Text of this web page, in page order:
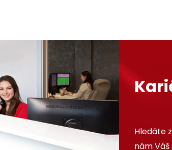
Hledáte
nám